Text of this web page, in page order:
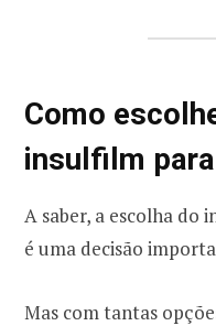
Como
insulfilm
A saber, a escolha do
é uma decisão
Mas com tantas